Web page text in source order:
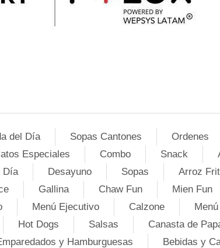
del Día Sopas Cantones Ordenes
Especiales Combo Snack
Día Desayuno Sopas Arroz
Gallina Chaw Fun Mien Fun
Menú Ejecutivo Calzone
Hot Dogs Salsas Canasta de
y Hamburguesas Bebidas y